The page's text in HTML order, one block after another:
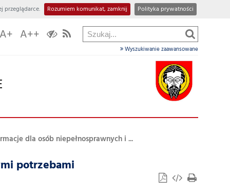
przeglądarce. Rozumiem komunikat, zamknij Polityka prywatności
A+ A++
Wyszukiwanie zaawansowane
dla osób niepełnosprawnych i ...
potrzebami